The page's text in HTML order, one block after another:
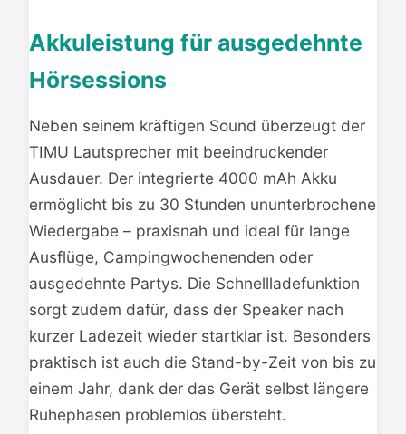
Akkuleistung für ausgedehnte
Hörsessions
Neben seinem kräftigen Sound überzeugt der
TIMU Lautsprecher mit beeindruckender
Ausdauer. Der integrierte 4000 mAh Akku
ermöglicht bis zu 30 Stunden ununterbrochene
Wiedergabe – praxisnah und ideal für lange
Ausflüge, Campingwochenenden oder
ausgedehnte Partys. Die Schnellladefunktion
sorgt zudem dafür, dass der Speaker nach
kurzer Ladezeit wieder startklar ist. Besonders
praktisch ist auch die Stand-by-Zeit von bis zu
einem Jahr, dank der das Gerät selbst längere
Ruhephasen problemlos übersteht.